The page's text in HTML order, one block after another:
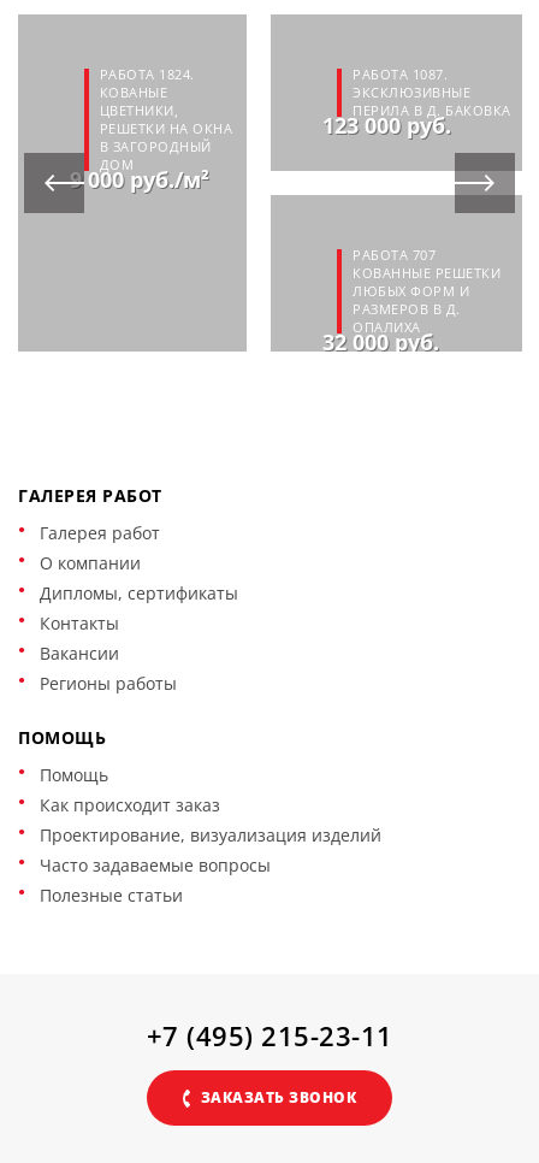
РАБОТА 1824.
КОВАНЫЕ
ЦВЕТНИКИ,
РЕШЕТКИ НА ОКНА
В ЗАГОРОДНЫЙ
ДОМ
9 000 руб./м²
РАБОТА 1087.
ЭКСКЛЮЗИВНЫЕ
ПЕРИЛА В Д. БАКОВКА
123 000 руб.
РАБОТА 707
КОВАННЫЕ РЕШЕТКИ
ЛЮБЫХ ФОРМ И
РАЗМЕРОВ В Д.
ОПАЛИХА
32 000 руб.
ГАЛЕРЕЯ РАБОТ
Галерея работ
О компании
Дипломы, сертификаты
Контакты
Вакансии
Регионы работы
ПОМОЩЬ
Помощь
Как происходит заказ
Проектирование, визуализация изделий
Часто задаваемые вопросы
Полезные статьи
+7 (495) 215-23-11
ЗАКАЗАТЬ ЗВОНОК